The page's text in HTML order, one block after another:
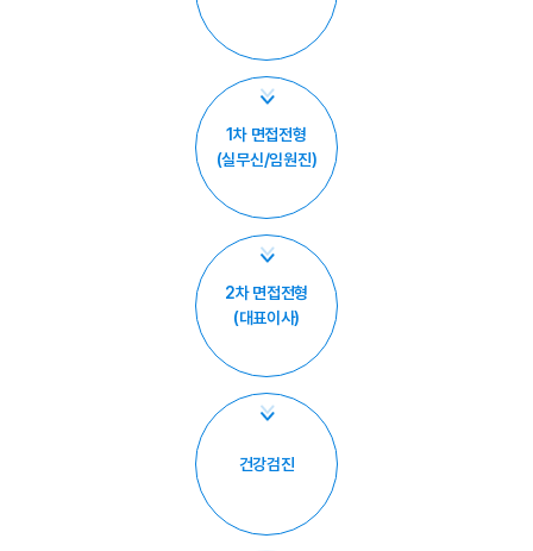
1차 면접전형
(실무신/임원진)
2차 면접전형
(대표이사)
건강검진